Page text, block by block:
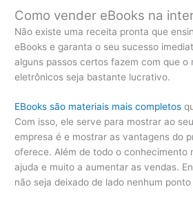
Como vender eBooks na
Não existe uma receita pronta que
eBooks e garanta o seu sucesso
alguns passos certos fazem com que o
eletrônicos seja bastante lucrativo.
EBooks são materiais mais completos
Com isso, ele serve para mostrar ao
empresa é e mostrar as vantagens do
oferece. Além de todo o conhecimento
ajuda e muito a aumentar as vendas.
não seja deixado de lado nenhum